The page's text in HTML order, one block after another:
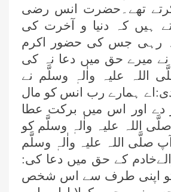
تھے۔حضرت انس رضی
ہیں کہ دنیا و آخرت کی
نہ رہی جس کی حضور اکرم
نے میرے حق میں دعا نہ کی
اللہ علیہ واٰلہٖ وسلَّم نے
ہمارے رب انس کو مال
دے اور اس میں برکت عطا
اللہ علیہ واٰلہٖ وسلَّم کو
آپ صلَّی اللہ علیہ واٰلہٖ وسلَّم
والےخادم کے حق میں دعا کی:
تو اپنی طرف سے اس شخص